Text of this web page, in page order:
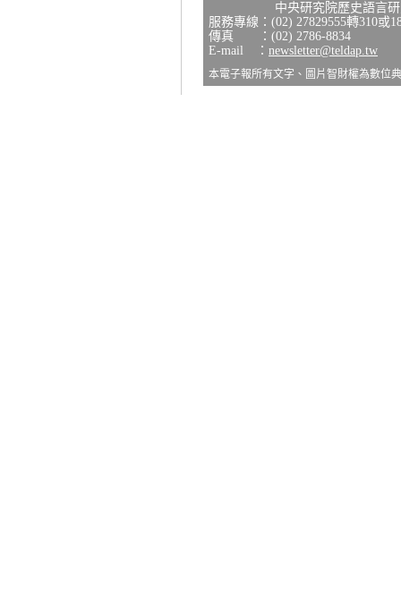
中央研究院歷史語言研究
服務專線：(02) 27829555轉310或
傳真 ：(02) 2786-8834
E-mail ： newsletter@teldap.tw
本電子報所有文字、圖片智財權為數位